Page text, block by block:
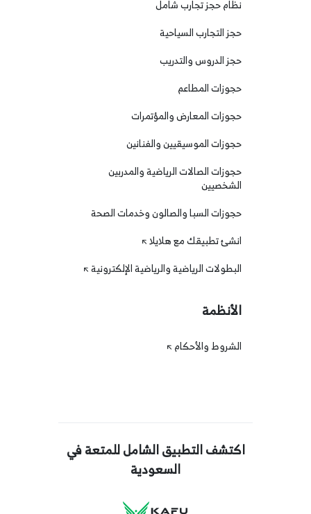
نظام حجز تجارب شامل
حجز التجارب السياحية
حجز الدروس والتدريب
حجوزات المطاعم
حجوزات المعارض والمؤتمرات
حجوزات الموسيقيين والفنانين
حجوزات الصالات الرياضية والمدربين
الشخصيين
حجوزات السبا والصالون وخدمات الصحة
انشئ تطبيقك مع هلايلا
البطولات الرياضية والرياضية الإلكترونية
الأنظمة
الشروط والأحكام
اكتشف التطبيق الشامل للمتعة في
السعودية